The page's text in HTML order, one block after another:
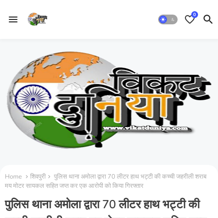
0
Home शिवपुरी
पुलिस थाना अमोला द्वारा 70 लीटर हाथ भट्टी की कच्ची जहरीली शराब
मय मोटर सायकल सहित जप्त कर एक आरोपी को किया गिरफ्तार
पुलिस थाना अमोला द्वारा 70 लीटर हाथ भट्टी की